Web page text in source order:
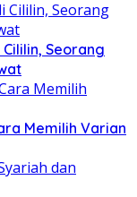
Seorang
Memilih Varian